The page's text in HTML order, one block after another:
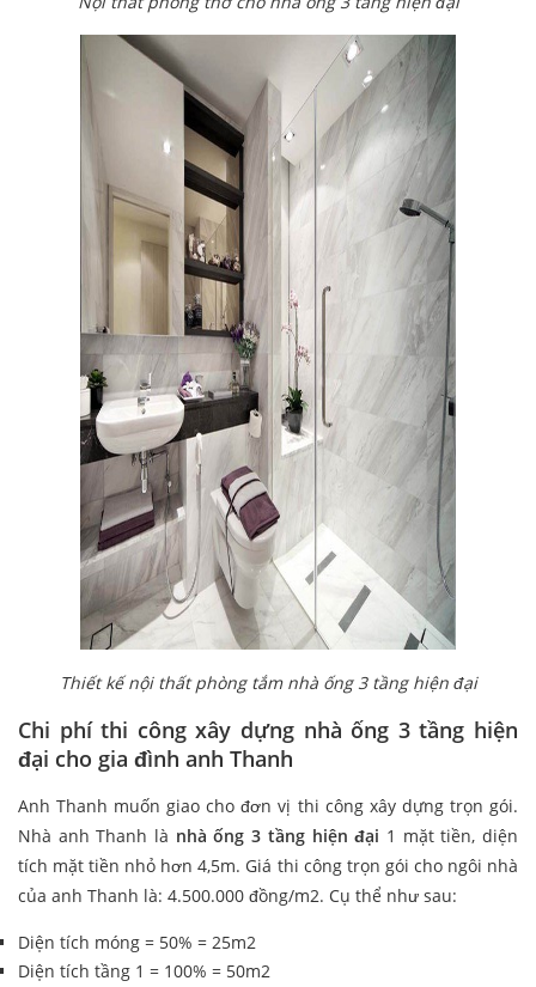
Thiết kế nội thất phòng tắm nhà ống 3 tầng hiện đại
Chi phí thi công xây dựng nhà ống 3 tầng hiện
đại cho gia đình anh Thanh
Anh Thanh muốn giao cho đơn vị thi công xây dựng trọn gói.
Nhà anh Thanh là nhà ống 3 tầng hiện đại 1 mặt tiền, diện
tích mặt tiền nhỏ hơn 4,5m. Giá thi công trọn gói cho ngôi nhà
của anh Thanh là: 4.500.000 đồng/m2. Cụ thể như sau:
Diện tích móng = 50% = 25m2
Diện tích tầng 1 = 100% = 50m2